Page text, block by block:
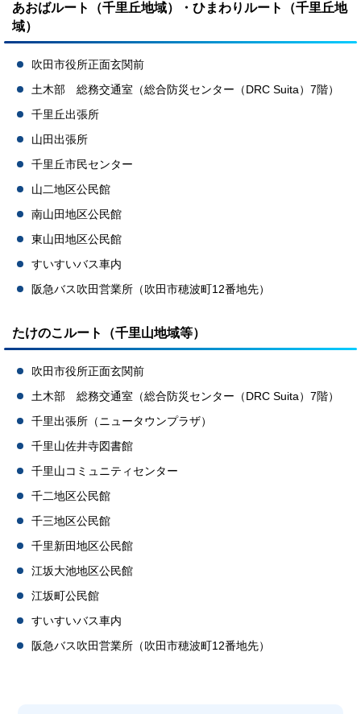
あおばルート（千里丘地域）・ひまわりルート（千里丘地
域）
吹田市役所正面玄関前
土木部 総務交通室（総合防災センター（DRC Suita）7階）
千里丘出張所
山田出張所
千里丘市民センター
山二地区公民館
南山田地区公民館
東山田地区公民館
すいすいバス車内
阪急バス吹田営業所（吹田市穂波町12番地先）
たけのこルート（千里山地域等）
吹田市役所正面玄関前
土木部 総務交通室（総合防災センター（DRC Suita）7階）
千里出張所（ニュータウンプラザ）
千里山佐井寺図書館
千里山コミュニティセンター
千二地区公民館
千三地区公民館
千里新田地区公民館
江坂大池地区公民館
江坂町公民館
すいすいバス車内
阪急バス吹田営業所（吹田市穂波町12番地先）